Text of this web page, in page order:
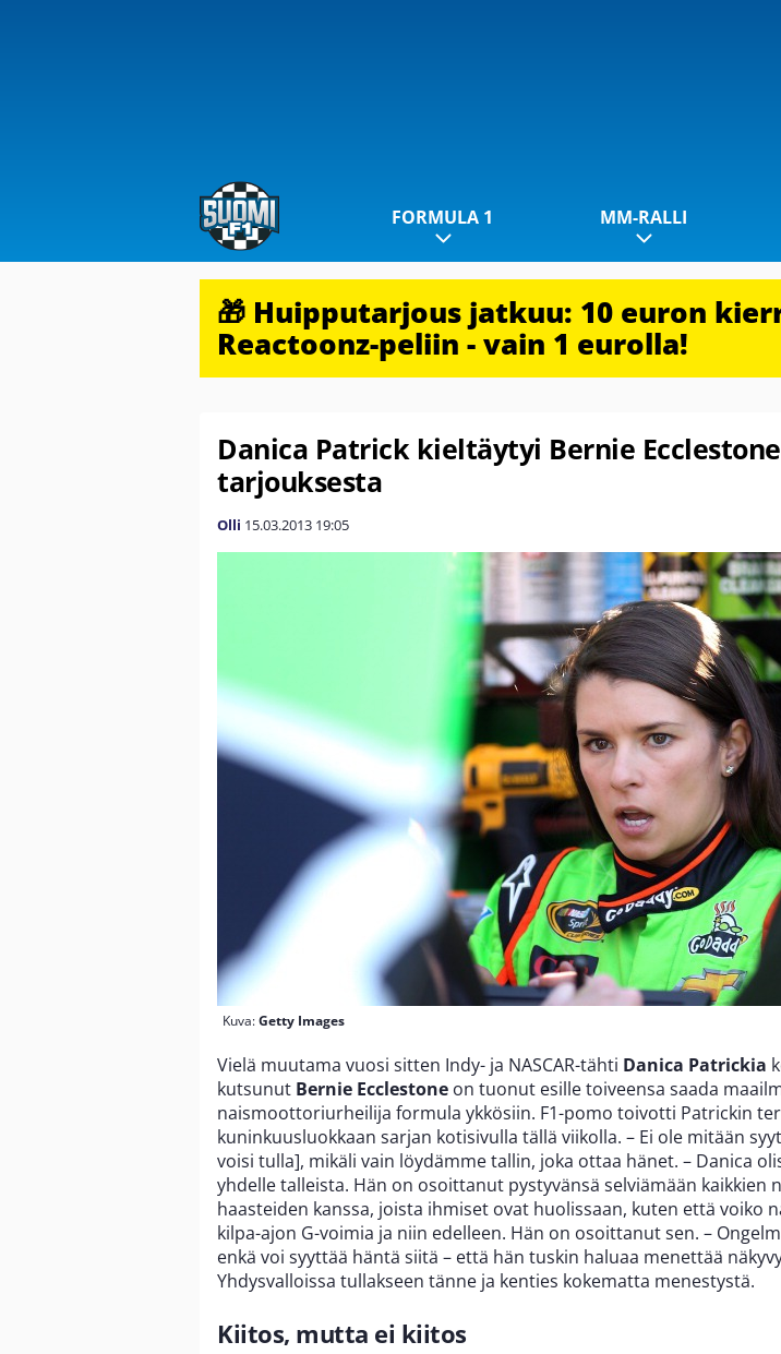
FORMULA 1 MM-RALLI
🎁 Huipputarjous jatkuu: 10 euron
Reactoonz-peliin - vain 1 eurolla!
Danica Patrick kieltäytyi Bernie
tarjouksesta
Olli 15.03.2013 19:05
Kuva:Getty Images
Vielä muutama vuosi sitten Indy- ja NASCAR-tähti Danica Patrickia
kutsunut Bernie Ecclestone on tuonut esille toiveensa saada
naismoottoriurheilija formula ykkösiin. F1-pomo toivotti Patrickin
kuninkuusluokkaan sarjan kotisivulla tällä viikolla. – Ei ole mitään
voisi tulla], mikäli vain löydämme tallin, joka ottaa hänet. – Danica
yhdelle talleista. Hän on osoittanut pystyvänsä selviämään kaikkien
haasteiden kanssa, joista ihmiset ovat huolissaan, kuten että voiko
kilpa-ajon G-voimia ja niin edelleen. Hän on osoittanut sen. –
enkä voi syyttää häntä siitä – että hän tuskin haluaa menettää
Yhdysvalloissa tullakseen tänne ja kenties kokematta menestystä.
Kiitos, mutta ei kiitos